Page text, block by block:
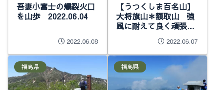
吾妻小富士の爆裂火口
を山歩 2022.06.04
2022.06.08
【うつくしま百名山】
大将旗山＊額取山 強
風に耐えて良く頑張っ
た(^^)v（ヤマツツジ・
サラサドウダン・ウラ
ジロヨウラク・ウツギ
等々） 2022.06.04
2022.06.07
福島県 福島県